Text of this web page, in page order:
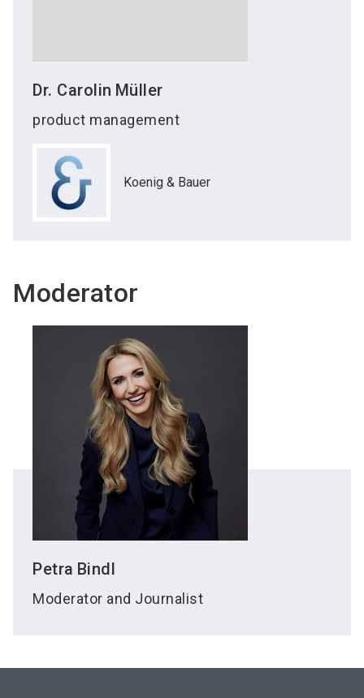
Dr. Carolin Müller
product management
Koenig & Bauer
Moderator
Petra Bindl
Moderator and Journalist